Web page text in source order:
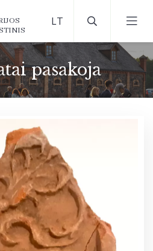
tikslai ir funkcijos
rinkiniai
pasakoja
pasakoja